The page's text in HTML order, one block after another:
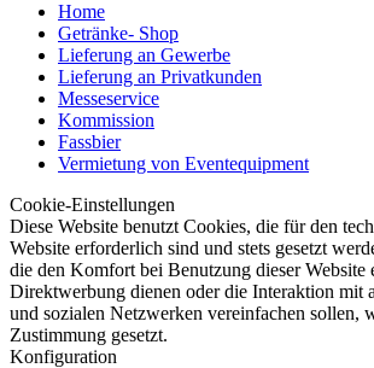
Home
Getränke- Shop
Lieferung an Gewerbe
Lieferung an Privatkunden
Messeservice
Kommission
Fassbier
Vermietung von Eventequipment
Cookie-Einstellungen
Diese Website benutzt Cookies, die für den
Website erforderlich sind und stets gesetzt
die den Komfort bei Benutzung dieser Website
Direktwerbung dienen oder die Interaktion mit
und sozialen Netzwerken vereinfachen sollen,
Zustimmung gesetzt.
Konfiguration